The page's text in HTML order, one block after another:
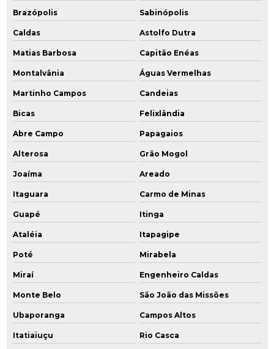
Brazópolis Sabinópolis
Caldas Astolfo Dutra
Matias Barbosa Capitão Enéas
Montalvânia Águas Vermelhas
Martinho Campos Candeias
Bicas Felixlândia
Abre Campo Papagaios
Alterosa Grão Mogol
Joaíma Areado
Itaguara Carmo de Minas
Guapé Itinga
Ataléia Itapagipe
Poté Mirabela
Miraí Engenheiro Caldas
Monte Belo São João das Missões
Ubaporanga Campos Altos
Itatiaiuçu Rio Casca